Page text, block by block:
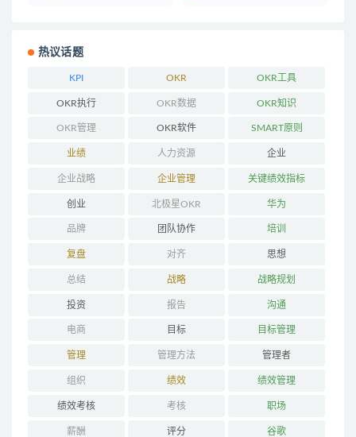
热议话题
KPI OKR OKR工具
OKR执行 OKR数据 OKR知识
OKR管理 OKR软件 SMART原则
业绩 人力资源 企业
企业战略 企业管理 关键绩效指标
创业 北极星OKR 华为
品牌 团队协作 培训
复盘 对齐 思想
总结 战略 战略规划
投资 报告 沟通
电商 目标 目标管理
管理 管理方法 管理者
组织 绩效 绩效管理
绩效考核 考核 职场
薪酬 评分 谷歌